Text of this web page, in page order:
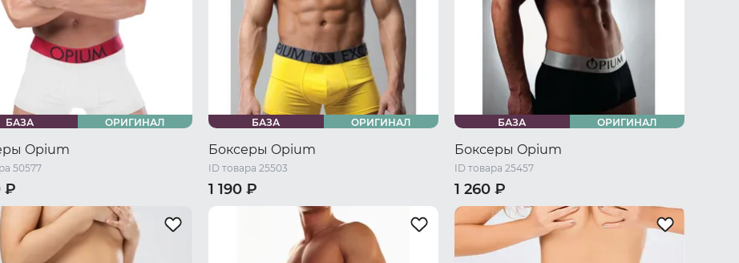
БАЗА ОРИГИНАЛ
Opium
50577
₽
S 48 RU / M
50 RU / L
/ XL
54 RU / XXL 56 RU / XXXL
XXXXL
БАЗА ОРИГИНАЛ
Боксеры Opium
ID товара 25503
1 190 ₽
48 RU / M
54 RU / XXL 56 RU / XXXL
БАЗА ОРИГИНАЛ
Боксеры Opium
ID товара 25457
1 260 ₽
46 RU / S 48 RU / M
50 RU / L
54 RU / XXL 56 RU / XXXL